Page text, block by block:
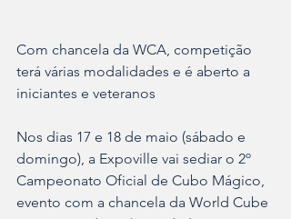
Com chancela da WCA, competição
terá várias modalidades e é aberto a
iniciantes e veteranos
Nos dias 17 e 18 de maio (sábado e
domingo), a Expoville vai sediar o 2º
Campeonato Oficial de Cubo Mágico,
evento com a chancela da World Cube